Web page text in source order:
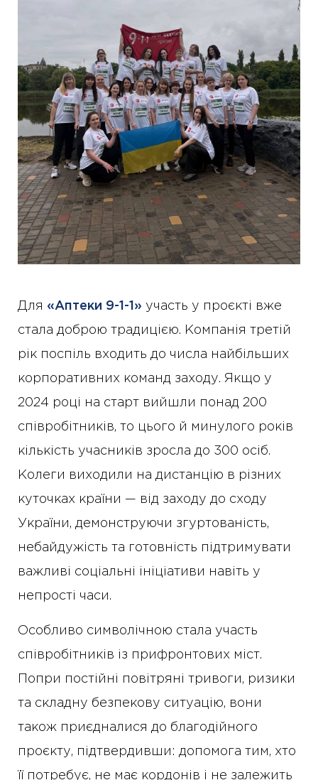
Для «Аптеки 9-1-1» участь у проєкті вже
стала доброю традицією. Компанія третій
рік поспіль входить до числа найбільших
корпоративних команд заходу. Якщо у
2024 році на старт вийшли понад 200
співробітників, то цього й минулого років
кількість учасників зросла до 300 осіб.
Колеги виходили на дистанцію в різних
куточках країни — від заходу до сходу
України, демонструючи згуртованість,
небайдужість та готовність підтримувати
важливі соціальні ініціативи навіть у
непрості часи.
Особливо символічною стала участь
співробітників із прифронтових міст.
Попри постійні повітряні тривоги, ризики
та складну безпекову ситуацію, вони
також приєдналися до благодійного
проєкту, підтвердивши: допомога тим, хто
її потребує, не має кордонів і не залежить